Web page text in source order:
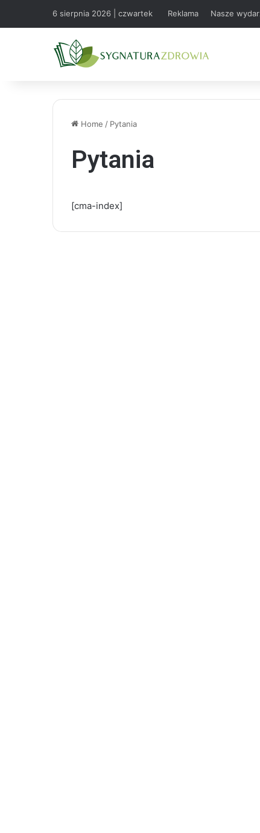
6 sierpnia 2026 | czwartek Reklama Nasze
Home / Pytania
Pytania
[cma-index]